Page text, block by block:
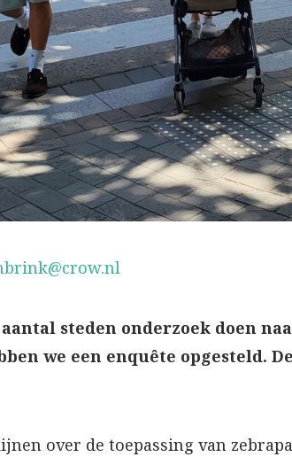
steden onderzoek doen
we een enquête opgesteld.
over de toepassing van